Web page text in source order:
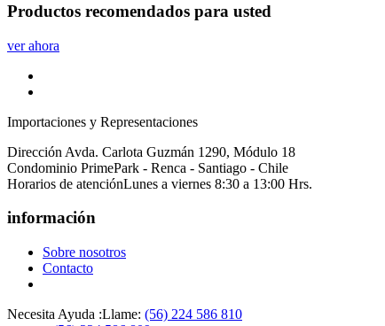
Productos recomendados para usted
ver ahora
Importaciones y Representaciones
Dirección Avda. Carlota Guzmán 1290, Módulo 18
Condominio PrimePark - Renca - Santiago - Chile
Horarios de atenciónLunes a viernes 8:30 a 13:00 Hrs.
información
Sobre nosotros
Contacto
Necesita Ayuda :Llame: (56) 224 586 810